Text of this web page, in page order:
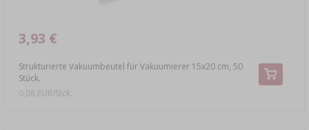
Strukturierte Vakuumbeutel für Vakuumierer 15x20 cm, 50
Stück.
3,93 €
0,08 EUR/Stck.